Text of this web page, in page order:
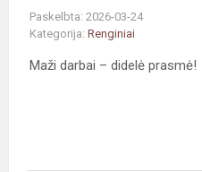
Paskelbta: 2026-03-24
Kategorija:Renginiai
Maži darbai – didelė prasmė!